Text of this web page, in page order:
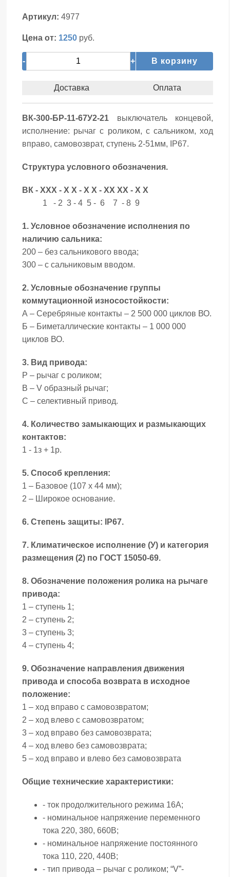
Артикул: 4977
Цена от: 1250 руб.
- + В корзину
Доставка Оплата
ВК-300-БР-11-67У2-21 выключатель концевой,
исполнение: рычаг с роликом, с сальником, ход
вправо, самовозврат, ступень 2-51мм, IP67.
Структура условного обозначения.
ВК - ХХХ - Х Х - Х Х - ХХ ХХ - Х Х
1 - 2 3 - 4 5 - 6 7 - 8 9
1. Условное обозначение исполнения по
наличию сальника:
200 – без сальникового ввода;
300 – с сальниковым вводом.
2. Условные обозначение группы
коммутационной износостойкости:
А – Серебряные контакты – 2 500 000 циклов ВО.
Б – Биметаллические контакты – 1 000 000
циклов ВО.
3. Вид привода:
Р – рычаг с роликом;
В – V образный рычаг;
С – селективный привод.
4. Количество замыкающих и размыкающих
контактов:
1 - 1з + 1р.
5. Способ крепления:
1 – Базовое (107 х 44 мм);
2 – Широкое основание.
6. Степень защиты: IP67.
7. Климатическое исполнение (У) и категория
размещения (2) по ГОСТ 15050-69.
8. Обозначение положения ролика на рычаге
привода:
1 – ступень 1;
2 – ступень 2;
3 – ступень 3;
4 – ступень 4;
9. Обозначение направления движения
привода и способа возврата в исходное
положение:
1 – ход вправо с самовозвратом;
2 – ход влево с самовозвратом;
3 – ход вправо без самовозврата;
4 – ход влево без самовозврата;
5 – ход вправо и влево без самовозврата
Общие технические характеристики:
- ток продолжительного режима 16А;
- номинальное напряжение переменного
тока 220, 380, 660В;
- номинальное напряжение постоянного
тока 110, 220, 440В;
- тип привода – рычаг с роликом; “V”-